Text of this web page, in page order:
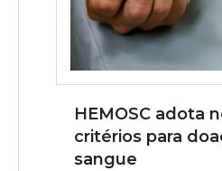
HEMOSC adota
critérios para
sangue